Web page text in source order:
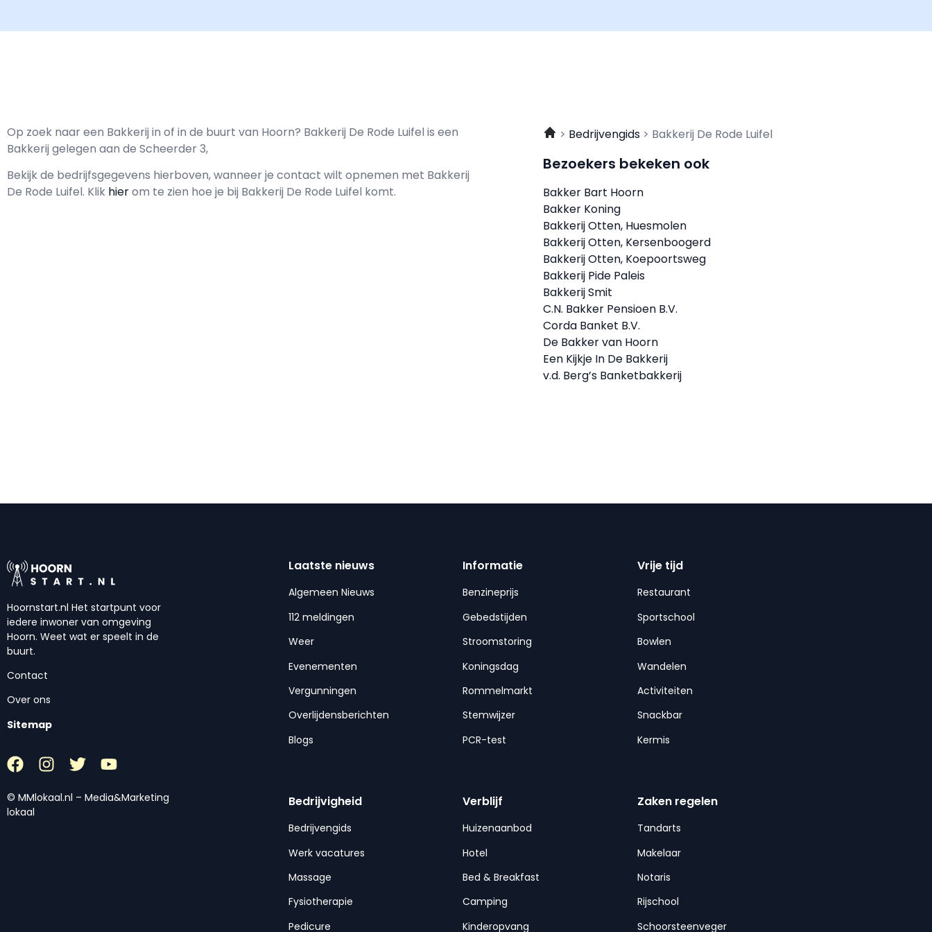
Op zoek naar een Bakkerij in of in de buurt van Hoorn? Bakkerij De Rode Luifel is een
Bakkerij gelegen aan de Scheerder 3,
Bekijk de bedrijfsgegevens hierboven, wanneer je contact wilt opnemen met Bakkerij
De Rode Luifel. Klik hierom te zien hoe je bij Bakkerij De Rode Luifel komt.
Bedrijvengids Bakkerij De Rode Luifel
Bezoekers bekeken ook
Bakker Bart Hoorn
Bakker Koning
Bakkerij Otten, Huesmolen
Bakkerij Otten, Kersenboogerd
Bakkerij Otten, Koepoortsweg
Bakkerij Pide Paleis
Bakkerij Smit
C.N. Bakker Pensioen B.V.
Corda Banket B.V.
De Bakker van Hoorn
Een Kijkje In De Bakkerij
v.d. Berg’s Banketbakkerij
Hoornstart.nl Het startpunt voor
iedere inwoner van omgeving
Hoorn. Weet wat er speelt in de
buurt.
Contact
Over ons
Sitemap
© MMlokaal.nl – Media&Marketing
lokaal
Laatste nieuws
Algemeen Nieuws
112 meldingen
Weer
Evenementen
Vergunningen
Overlijdensberichten
Blogs
Informatie
Benzineprijs
Gebedstijden
Stroomstoring
Koningsdag
Rommelmarkt
Stemwijzer
PCR-test
Vrije tijd
Restaurant
Sportschool
Bowlen
Wandelen
Activiteiten
Snackbar
Kermis
Bedrijvigheid
Bedrijvengids
Werk vacatures
Massage
Fysiotherapie
Pedicure
Verblijf
Huizenaanbod
Hotel
Bed & Breakfast
Camping
Kinderopvang
Zaken regelen
Tandarts
Makelaar
Notaris
Rijschool
Schoorsteenveger